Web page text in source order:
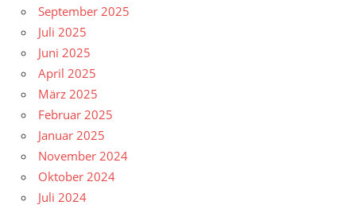
September 2025
Juli 2025
Juni 2025
April 2025
März 2025
Februar 2025
Januar 2025
November 2024
Oktober 2024
Juli 2024